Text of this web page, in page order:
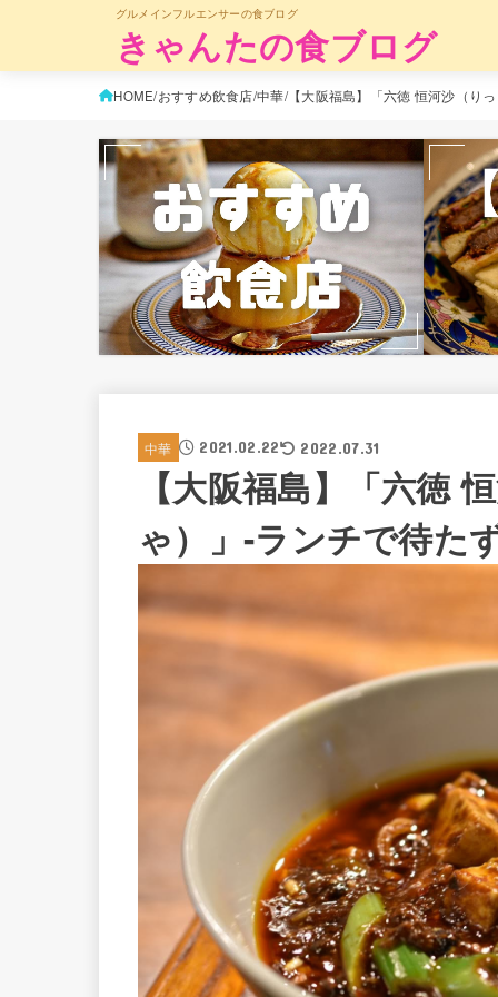
グルメインフルエンサーの食ブログ
きゃんたの食ブログ
HOME おすすめ飲食店 中華 【大阪福島】「六徳 恒河沙（り
中華 2021.02.22 2022.07.31
【大阪福島】「六徳
ゃ）」-ランチで待た